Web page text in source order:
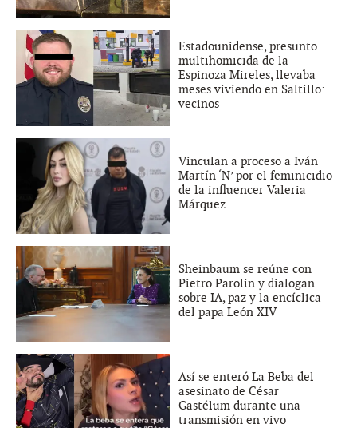
Estadounidense, presunto
multihomicida de la
Espinoza Mireles, llevaba
meses viviendo en Saltillo:
vecinos
Vinculan a proceso a Iván
Martín ‘N’ por el feminicidio
de la influencer Valeria
Márquez
Sheinbaum se reúne con
Pietro Parolin y dialogan
sobre IA, paz y la encíclica
del papa León XIV
Así se enteró La Beba del
asesinato de César
Gastélum durante una
transmisión en vivo